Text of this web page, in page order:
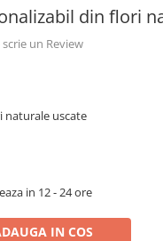
din flori
un Review
naturale uscate
in 12 - 24 ore
IN COS